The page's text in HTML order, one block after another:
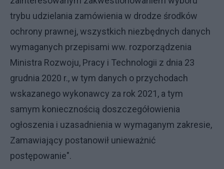
trybu udzielania zamówienia w drodze środków
ochrony prawnej, wszystkich niezbędnych danych
wymaganych przepisami ww. rozporządzenia
Ministra Rozwoju, Pracy i Technologii z dnia 23
grudnia 2020 r., w tym danych o przychodach
wskazanego wykonawcy za rok 2021, a tym
samym koniecznością doszczegółowienia
ogłoszenia i uzasadnienia w wymaganym zakresie,
Zamawiający postanowił unieważnić
postępowanie".